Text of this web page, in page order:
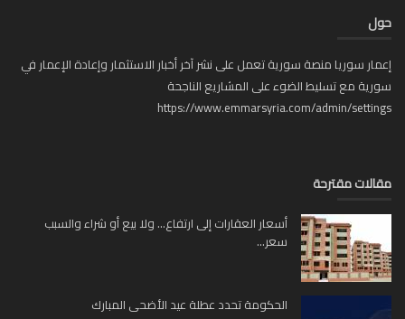
سوريا منصة سورية تعمل على نشر آخر أخبار الاستثمار وإعادة الإعمار في
مع تسليط الضوء على المشاريع الناجحة
https://www.emmarsyria.com/admin/
مقترحة
أسعار العقارات إلى ارتفاع... ولا بيع أو شراء والسبب
سعر...
الحكومة تحدد عطلة عيد الأضحى المبارك